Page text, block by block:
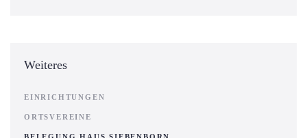
Weiteres
EINRICHTUNGEN
ORTSVEREINE